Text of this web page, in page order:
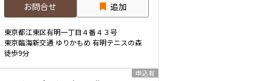
お問合せ 追加
東京都江東区有明一丁目４番４３号
東京臨海新交通 ゆりかもめ 有明テニスの森
徒歩9分
申込有